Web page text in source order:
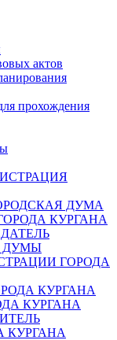
актов
прохождения
ДУМА
КУРГАНА
ДУМЫ
ГОРОДА
КУРГАНА
КУРГАНА
КУРГАНА